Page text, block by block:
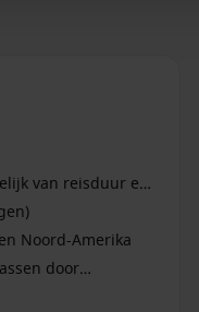
van reisduur en
Noord-Amerika
door